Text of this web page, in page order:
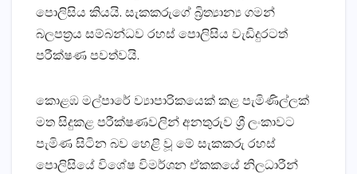
පොලිසිය කියයි. සැකකරුගේ බ්‍රිත්‍යාන්‍ය ගමන්
බලපත්‍රය සම්බන්ධව රහස් පොලිසිය වැඩිදුරටත්
පරීක්ෂණ පවත්වයි.
කොළඹ මල්පාරේ ව්‍යාපාරිකයෙක් කළ පැමිණිල්ලක්
මත සිදුකළ පරීක්ෂණවලින් අනතුරුව ශ්‍රී ලංකාවට
පැමිණ සිටින බව හෙළි වූ මේ සැකකරු රහස්
පොලිසියේ විශේෂ විමර්ශන ඒකකයේ නිලධාරීන්